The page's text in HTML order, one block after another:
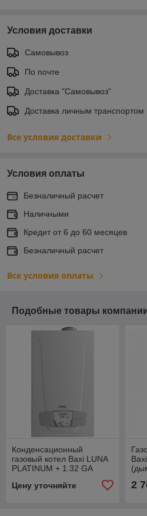
Условия доставки
Самовывоз
По почте
Доставка "Самовывоз"
Доставка личным транспортом
Все условия доставки
Условия оплаты
Безналичный расчет
Наличными
Кредит от 6 до 60 месяцев
Безналичный расчет
Все условия оплаты
Подобные товары
Конденсационный
газовый котел Baxi LUNA
PLATINUM + 1.32 GA
Цену уточняйте
2